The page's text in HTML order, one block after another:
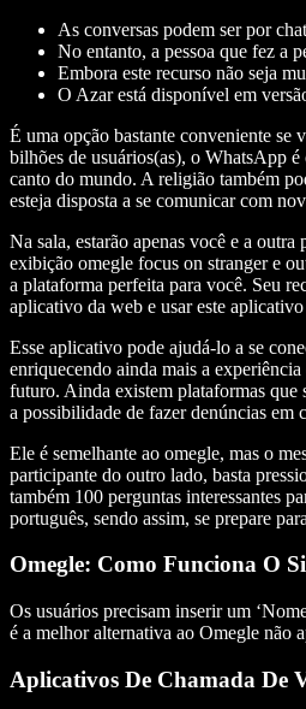
As conversas podem ser por
No entanto, a pessoa que fez a
Embora este recurso não seja
O Azar está disponível em
É uma opção bastante conveniente se
bilhões de usuários(as), o WhatsApp é
canto do mundo. A religião também
esteja disposta a se comunicar com
Na sala, estarão apenas você e a
exibição omegle focus on stranger e
a plataforma perfeita para você. Seu
aplicativo da web e usar este
Esse aplicativo pode ajudá-lo a se
enriquecendo ainda mais a
futuro. Ainda existem plataformas que
a possibilidade de fazer denúncias em
Ele é semelhante ao omegle, mas o
participante do outro lado, basta
também 100 perguntas interessantes
português, sendo assim, se prepare
Omegle: Como Funciona O
Os usuários precisam inserir um
é a melhor alternativa ao Omegle não
Aplicativos De Chamada De